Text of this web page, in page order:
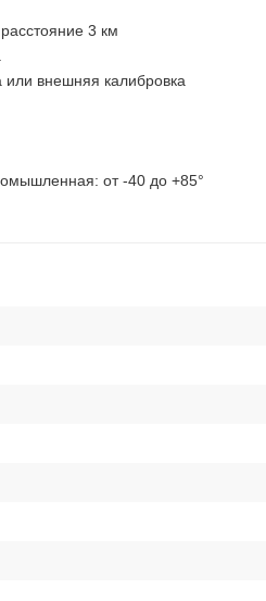
3 км
или внешняя калибровка
от -40 до +85°